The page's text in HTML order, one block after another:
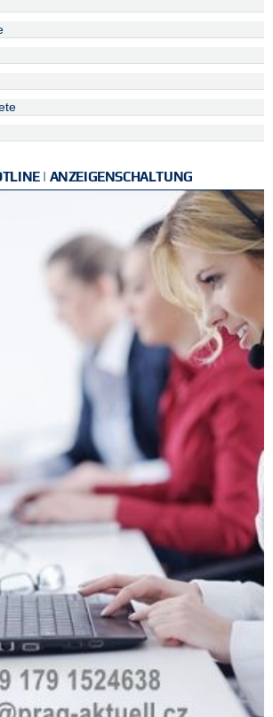
| ANZEIGENSCHALTUNG